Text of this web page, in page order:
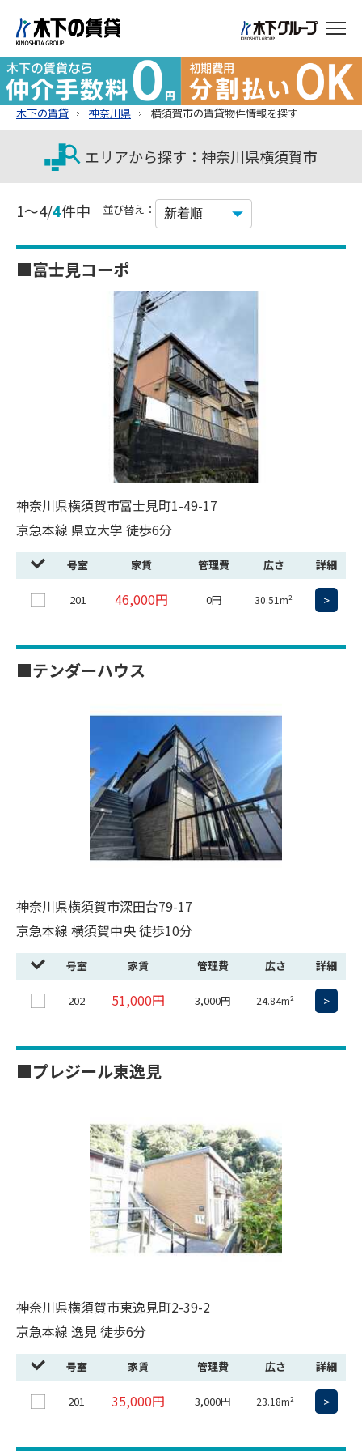
木下の賃貸 神奈川県 横須賀市の賃貸物件情報を探す
エリアから探す：神奈川県横須賀市
1～4/4件中 並び替え：
■富士見コーポ
神奈川県横須賀市富士見町1-49-17
京急本線 県立大学 徒歩6分
号室 家賃 管理費 広さ 詳細
201 46,000円 0円 30.51m² >
■テンダーハウス
神奈川県横須賀市深田台79-17
京急本線 横須賀中央 徒歩10分
号室 家賃 管理費 広さ 詳細
202 51,000円 3,000円 24.84m² >
■プレジール東逸見
神奈川県横須賀市東逸見町2-39-2
京急本線 逸見 徒歩6分
号室 家賃 管理費 広さ 詳細
201 35,000円 3,000円 23.18m² >